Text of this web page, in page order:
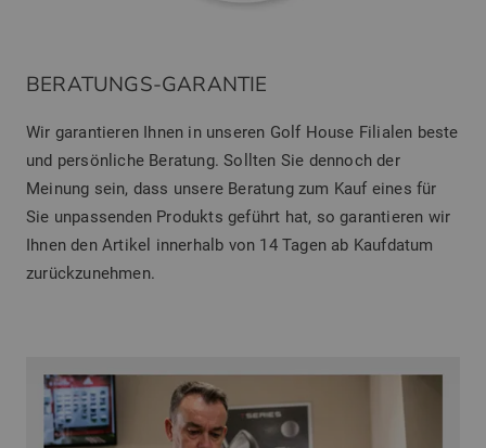
BERATUNGS-GARANTIE
Wir garantieren Ihnen in unseren Golf House Filialen beste
und persönliche Beratung. Sollten Sie dennoch der
Meinung sein, dass unsere Beratung zum Kauf eines für
Sie unpassenden Produkts geführt hat, so garantieren wir
Ihnen den Artikel innerhalb von 14 Tagen ab Kaufdatum
zurückzunehmen.